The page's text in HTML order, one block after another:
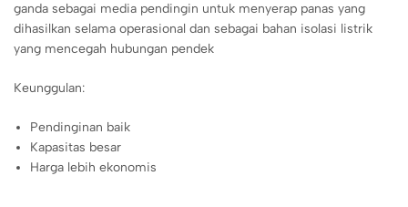
ganda sebagai media pendingin untuk menyerap panas yang
dihasilkan selama operasional dan sebagai bahan isolasi listrik
yang mencegah hubungan pendek
Keunggulan:
Pendinginan baik
Kapasitas besar
Harga lebih ekonomis